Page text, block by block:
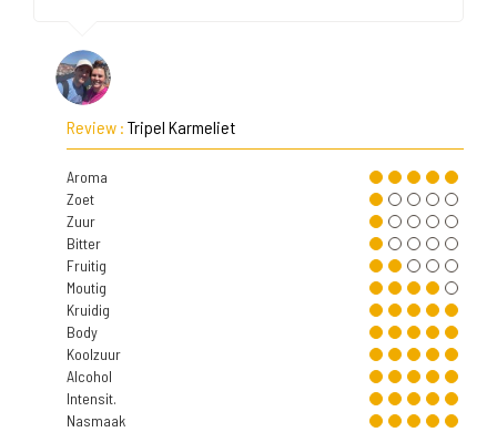
Review : Tripel Karmeliet
Aroma
Zoet
Zuur
Bitter
Fruitig
Moutig
Kruidig
Body
Koolzuur
Alcohol
Intensit.
Nasmaak